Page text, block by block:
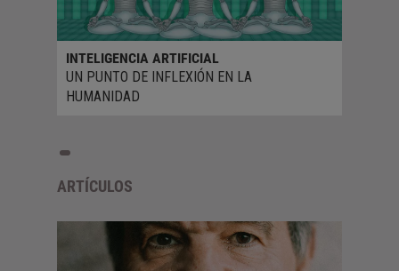
INTELIGENCIA ARTIFICIAL
UN PUNTO DE INFLEXIÓN EN LA
HUMANIDAD
ARTÍCULOS